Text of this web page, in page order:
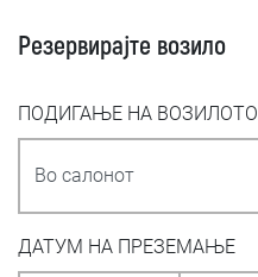
Резервирајте возило
ПОДИГАЊЕ НА ВОЗИЛОТО
ДАТУМ НА ПРЕЗЕМАЊЕ